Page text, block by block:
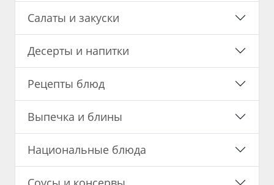
Салаты и закуски
Десерты и напитки
Рецепты блюд
Выпечка и блины
Национальные блюда